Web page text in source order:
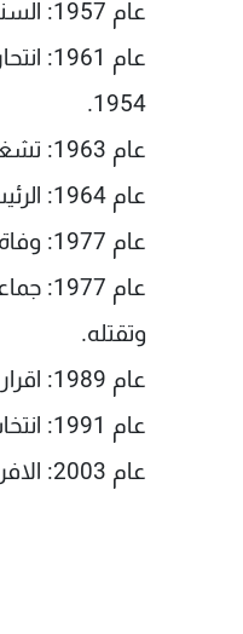
عام 1957: السناتور جون كينيدي يطلب تدخل الولايات المتحدة من اجل استقلال الجزائر.
1954.
عام 1963: تشغيل اول محطة نووية يمكن تفكيكها ونقلها في الاتحاد السوفياتي.
عام 1964: الرئيس الاميركي ليندون جونسون يوقع قانون الحقوق المدنية للسود.
عام 1977: وفاة الكاتب الاميركي من اصل روسي فلاديمير نابوكوف (ولد في 1977).
عام
وتقتله.
عام 1989: اقرار قانون يسمح بالتعددية الحزبية في الجزائر.
عام 1991: انتخاب نلسون مانديلا رئيسا للمؤتمر الوطني الافريقي في جنوب افريقيا.
عام 2003: الافراج عن زعيمي الجبهة الاسلامية للانقاذ عباسي مدني وعلي بلحاج.